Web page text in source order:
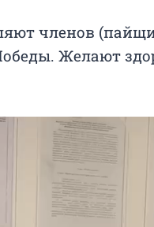
членов
Желают